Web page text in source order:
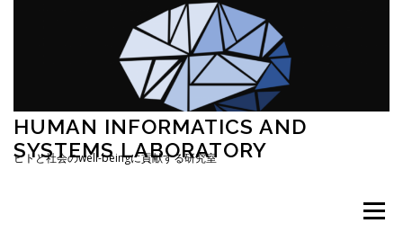
HUMAN INFORMATICS AND
SYSTEMS LABORATORY
ヒトと社会のwell-beingに貢献する研究室
メニュー